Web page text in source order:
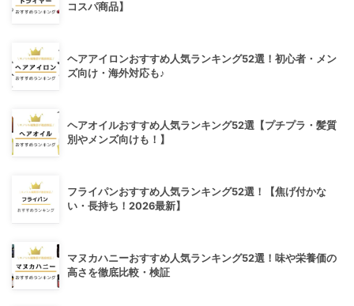
コスパ商品】
ヘアアイロンおすすめ人気ランキング52選！初心者・メン
ズ向け・海外対応も♪
ヘアオイルおすすめ人気ランキング52選【プチプラ・髪質
別やメンズ向けも！】
フライパンおすすめ人気ランキング52選！【焦げ付かな
い・長持ち！2026最新】
マヌカハニーおすすめ人気ランキング52選！味や栄養価の
高さを徹底比較・検証